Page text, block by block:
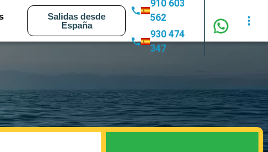
Salidas desde
España
910 603
562
930 474
347